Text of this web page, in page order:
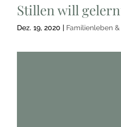
Stillen will
Dez. 19, 2020 | Familienleben